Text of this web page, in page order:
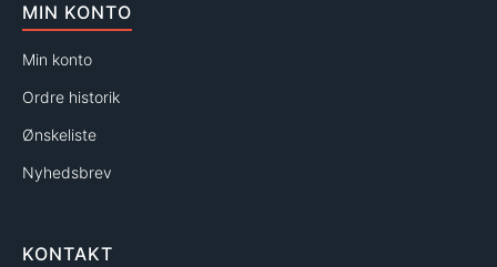
MIN KONTO
Min konto
Ordre historik
Ønskeliste
Nyhedsbrev
KONTAKT